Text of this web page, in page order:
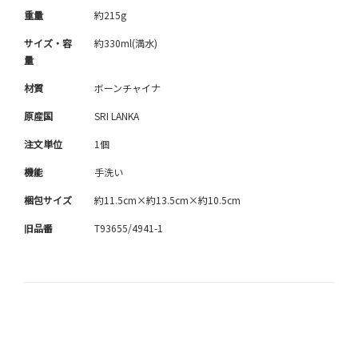
重量 約215g
サイズ・容
量
約330ml(満水)
材質 ボーンチャイナ
原産国 SRI LANKA
注文単位 1個
機能 手洗い
梱包サイズ 約11.5cm×約13.5cm×約10.5cm
旧品番 T93655/4941-1